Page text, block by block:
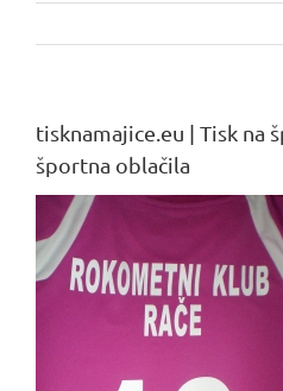
tisknamajice.eu | Tisk na
športna oblačila